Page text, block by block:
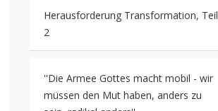
Herausforderung Transformation, Teil
2
''Die Armee Gottes macht mobil - wir
müssen den Mut haben, anders zu